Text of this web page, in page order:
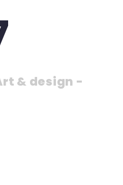
& design -